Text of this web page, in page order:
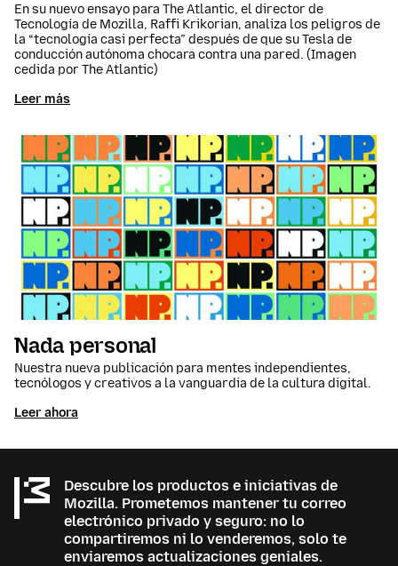
En su nuevo ensayo para The Atlantic, el director de
Tecnología de Mozilla, Raffi Krikorian, analiza los peligros de
la “tecnología casi perfecta” después de que su Tesla de
conducción autónoma chocara contra una pared. (Imagen
cedida por The Atlantic)
Leer más
Nada personal
Nuestra nueva publicación para mentes independientes,
tecnólogos y creativos a la vanguardia de la cultura digital.
Leer ahora
Descubre los productos e iniciativas de
Mozilla. Prometemos mantener tu correo
electrónico privado y seguro: no lo
compartiremos ni lo venderemos, solo te
enviaremos actualizaciones geniales.